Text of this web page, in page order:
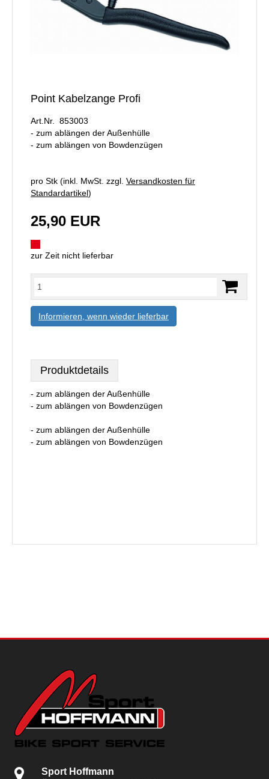
Point Kabelzange Profi
Art.Nr. 853003
- zum ablängen der Außenhülle
- zum ablängen von Bowdenzügen
pro Stk (inkl. MwSt. zzgl. Versandkosten für
Standardartikel)
25,90 EUR
zur Zeit nicht lieferbar
Informieren, wenn wieder lieferbar
Produktdetails
- zum ablängen der Außenhülle
- zum ablängen von Bowdenzügen
- zum ablängen der Außenhülle
- zum ablängen von Bowdenzügen
Sport Hoffmann